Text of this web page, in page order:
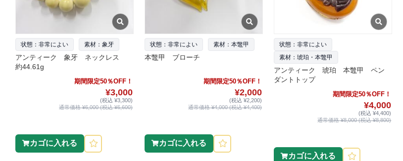
状態：非常によい 素材：象牙
アンティーク 象牙 ネックレス
約44.61g
期間限定50％OFF！
¥3,000
(税込 ¥3,300)
通常価格 ¥6,000 (税込 ¥6,600)
カゴに入れる
状態：非常によい 素材：本鼈甲
本鼈甲 ブローチ
期間限定50％OFF！
¥2,000
(税込 ¥2,200)
通常価格 ¥4,000 (税込 ¥4,400)
カゴに入れる
状態：非常によい
素材：琥珀・本鼈甲
アンティーク 琥珀 本鼈甲 ペン
ダントトップ
期間限定50％OFF！
¥4,000
(税込 ¥4,400)
通常価格 ¥8,000 (税込 ¥8,800)
カゴに入れる